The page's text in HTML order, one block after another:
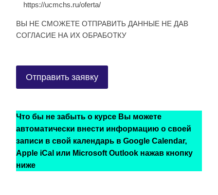
https://ucmchs.ru/oferta/
ВЫ НЕ СМОЖЕТЕ ОТПРАВИТЬ ДАННЫЕ НЕ ДАВ
СОГЛАСИЕ НА ИХ ОБРАБОТКУ
Что бы не забыть о курсе Вы можете
автоматически внести информацию о своей
записи в свой календарь в Google Calendar,
Apple iCal или Microsoft Outlook нажав кнопку
ниже